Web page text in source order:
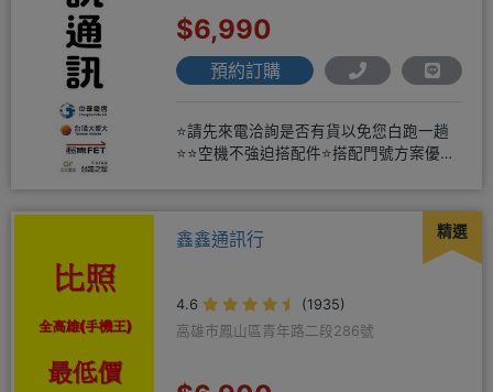
$6,990
預約訂購
⭐請先來電洽詢是否有貨以免您白跑一趟
⭐⭐空機不強迫搭配件⭐搭配門號方案優惠
精選
鑫鑫通訊行
4.6
(1935)
高雄市鳳山區青年路二段286號